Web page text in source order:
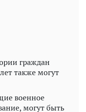
граждан
также могут
военное
могут быть